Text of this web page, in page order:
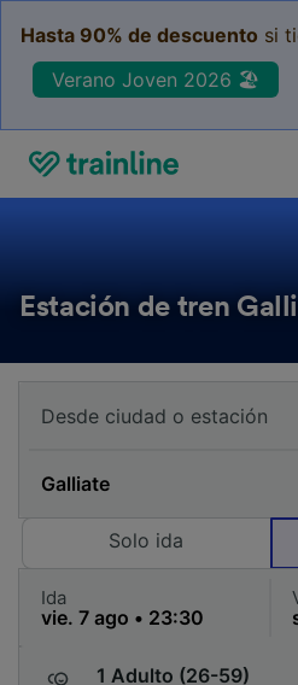
Hasta 90% de descuento si
Verano Joven 2026 🏖️
Estación de tren
Solo ida
Ida
1 Adulto (26-59)